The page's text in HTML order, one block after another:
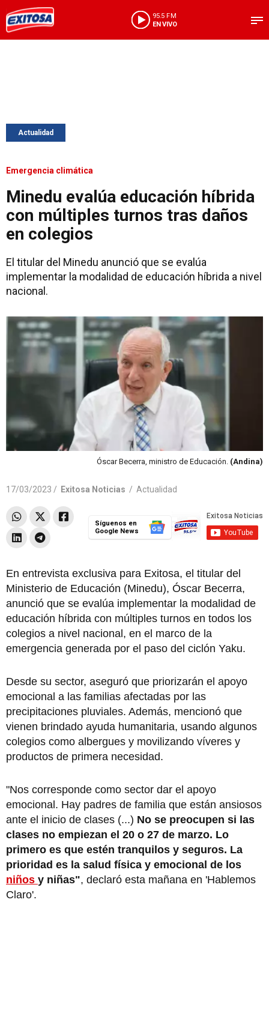
95.5 FM
EN VIVO
Actualidad
Emergencia climática
Minedu evalúa educación híbrida
con múltiples turnos tras daños
en colegios
El titular del Minedu anunció que se evalúa
implementar la modalidad de educación híbrida a nivel
nacional.
Óscar Becerra, ministro de Educación. (Andina)
17/03/2023 / Exitosa Noticias / Actualidad
Síguenos en
Google News
En entrevista exclusiva para Exitosa, el titular del
Ministerio de Educación (Minedu), Óscar Becerra,
anunció que se evalúa implementar la modalidad de
educación híbrida con múltiples turnos en todos los
colegios a nivel nacional, en el marco de la
emergencia generada por el paso del ciclón Yaku.
Desde su sector, aseguró que priorizarán el apoyo
emocional a las familias afectadas por las
precipitaciones pluviales. Además, mencionó que
vienen brindado ayuda humanitaria, usando algunos
colegios como albergues y movilizando víveres y
productos de primera necesidad.
"Nos corresponde como sector dar el apoyo
emocional. Hay padres de familia que están ansiosos
ante el inicio de clases (...) No se preocupen si las
clases no empiezan el 20 o 27 de marzo. Lo
primero es que estén tranquilos y seguros. La
prioridad es la salud física y emocional de los
niños y niñas", declaró esta mañana en 'Hablemos
Claro'.